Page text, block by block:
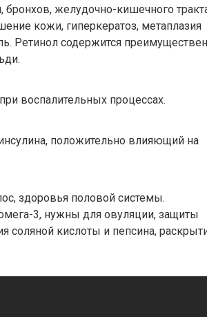
бронхов, желудочно-кишечного
кожи, гиперкератоз, метаплазия
Ретинол содержится
воспалительных процессах.
положительно влияющий на
здоровья половой системы.
3, нужны для овуляции, защиты
кислоты и пепсина,